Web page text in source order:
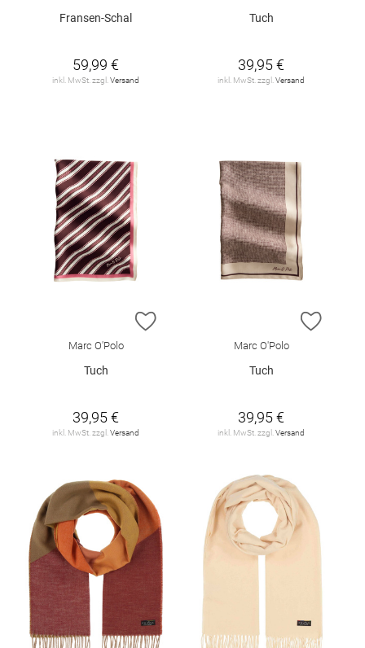
Fransen-Schal
59,99 €
inkl. MwSt. zzgl. Versand
Tuch
39,95 €
inkl. MwSt. zzgl. Versand
ZUR WUNSCHLISTE HINZUFÜGEN
Marc O'Polo
Tuch
39,95 €
inkl. MwSt. zzgl. Versand
ZUR
Marc O'Polo
Tuch
39,95 €
inkl. MwSt. zzgl. Versand